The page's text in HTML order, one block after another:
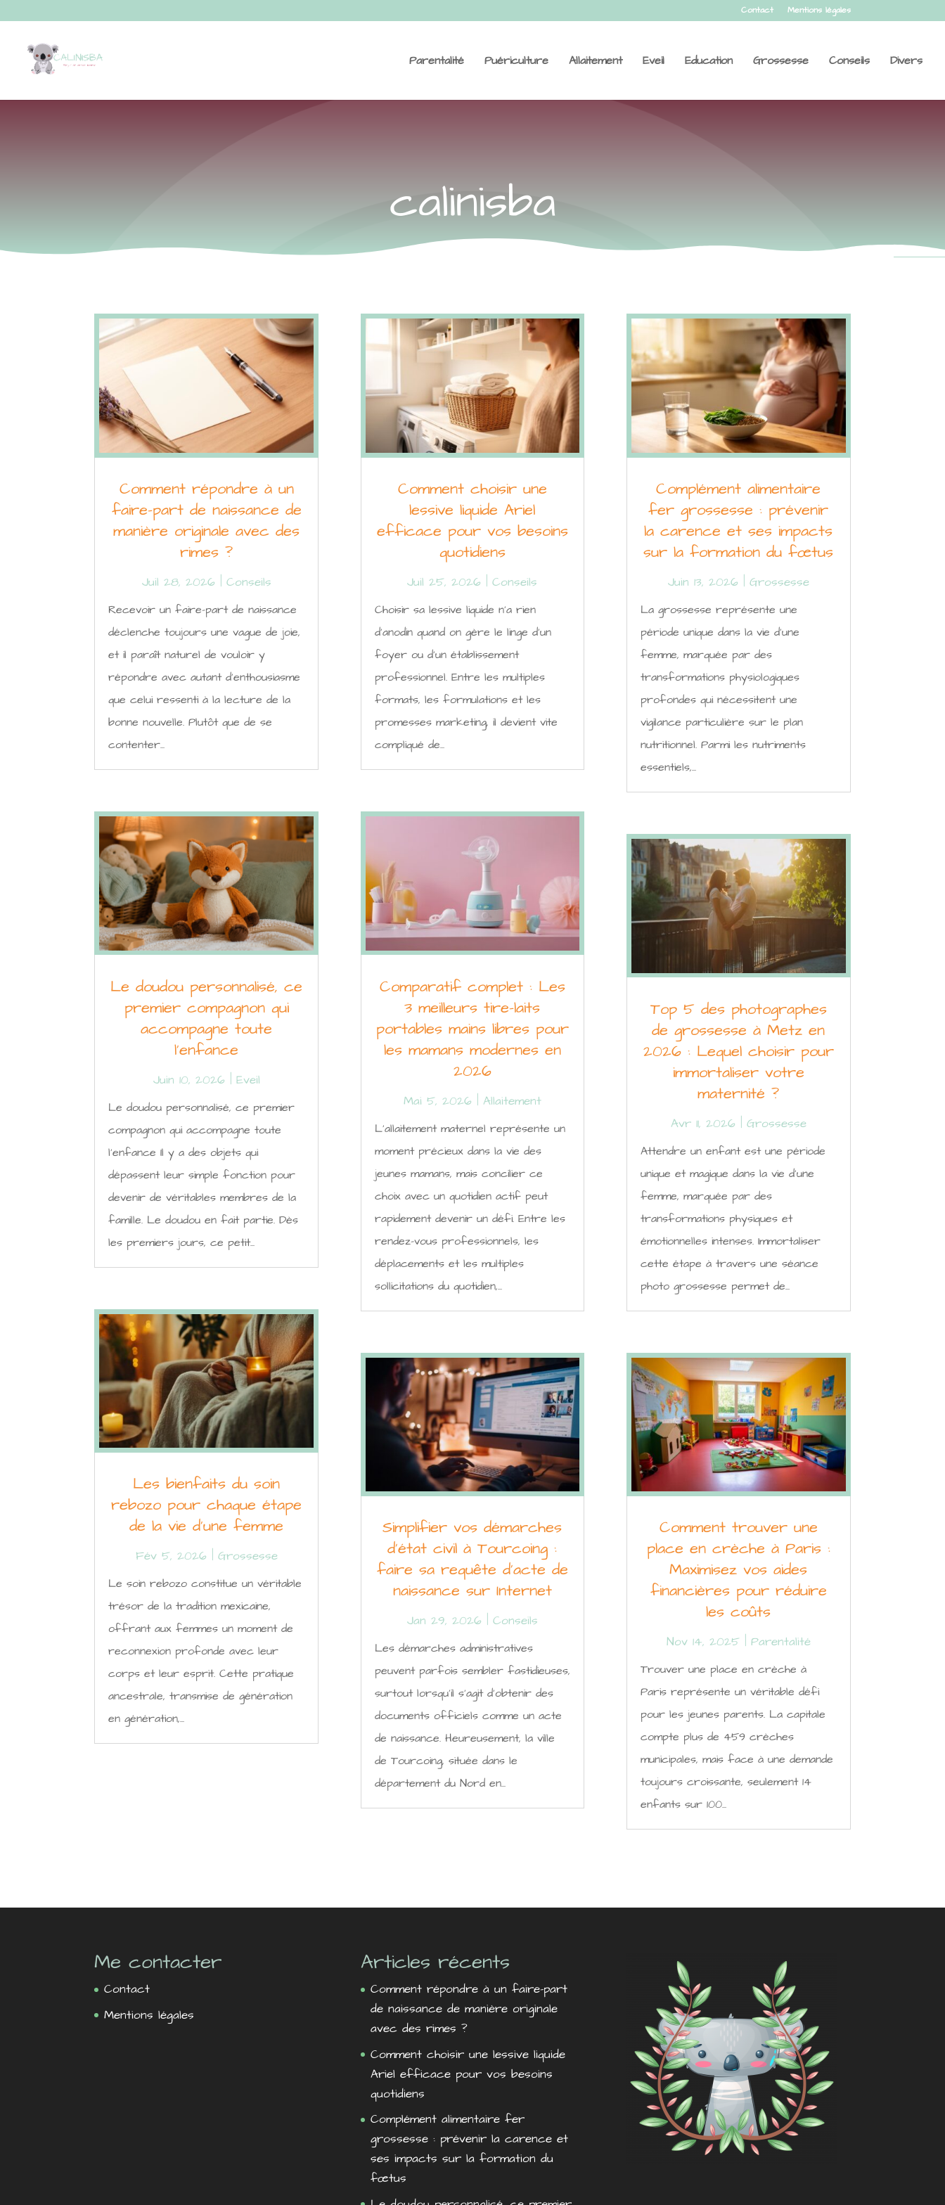
Contact Mentions légales
Parentalité Puériculture Allaitement Eveil Education Grossesse Conseils Divers
calinisba
Comment répondre à un
faire-part de naissance de
manière originale avec des
rimes ?
Juil 28, 2026 | Conseils
Recevoir un faire-part de naissance
déclenche toujours une vague de joie,
et il paraît naturel de vouloir y
répondre avec autant d'enthousiasme
que celui ressenti à la lecture de la
bonne nouvelle. Plutôt que de se
contenter...
Le doudou personnalisé, ce
premier compagnon qui
accompagne toute
l’enfance
Juin 10, 2026 Eveil
Le doudou personnalisé, ce premier
compagnon qui accompagne toute
l'enfance Il y a des objets qui
dépassent leur simple fonction pour
devenir de véritables membres de la
famille. Le doudou en fait partie. Dès
les premiers jours, ce petit...
Les bienfaits du soin
rebozo pour chaque étape
de la vie d’une femme
Fév 5, 2026 | Grossesse
Le soin rebozo constitue un véritable
trésor de la tradition mexicaine,
offrant aux femmes un moment de
reconnexion profonde avec leur
corps et leur esprit. Cette pratique
ancestrale, transmise de génération
en génération,...
Comment choisir une
lessive liquide Ariel
efficace pour vos besoins
quotidiens
Juil 25, 2026 |Conseils
Choisir sa lessive liquide n'a rien
d'anodin quand on gère le linge d'un
foyer ou d'un établissement
professionnel. Entre les multiples
formats, les formulations et les
promesses marketing, il devient vite
compliqué de...
Comparatif complet : Les
3 meilleurs tire-laits
portables mains libres pour
les mamans modernes en
2026
Mai 5, 2026 Allaitement
L'allaitement maternel représente un
moment précieux dans la vie des
jeunes mamans, mais concilier ce
choix avec un quotidien actif peut
rapidement devenir un défi. Entre les
rendez-vous professionnels, les
déplacements et les multiples
sollicitations du quotidien,...
Simplifier vos démarches
d’état civil à Tourcoing :
faire sa requête d’acte de
naissance sur Internet
Jan 29, 2026 | Conseils
Les démarches administratives
peuvent parfois sembler fastidieuses,
surtout lorsqu'il s'agit d'obtenir des
documents officiels comme un acte
de naissance. Heureusement, la ville
de Tourcoing, située dans le
département du Nord en...
Complément alimentaire
fer grossesse : prévenir
la carence et ses impacts
sur la formation du fœtus
Juin 13, 2026 | Grossesse
La grossesse représente une
période unique dans la vie d'une
femme, marquée par des
transformations physiologiques
profondes qui nécessitent une
vigilance particulière sur le plan
nutritionnel. Parmi les nutriments
essentiels,...
Top 5 des photographes
de grossesse à Metz en
2026 : Lequel choisir pour
immortaliser votre
maternité ?
Avr 11, 2026 Grossesse
Attendre un enfant est une période
unique et magique dans la vie d'une
femme, marquée par des
transformations physiques et
émotionnelles intenses. Immortaliser
cette étape à travers une séance
photo grossesse permet de...
Comment trouver une
place en crèche à Paris :
Maximisez vos aides
financières pour réduire
les coûts
Nov 14, 2025| Parentalité
Trouver une place en crèche à
Paris représente un véritable défi
pour les jeunes parents. La capitale
compte plus de 459 crèches
municipales, mais face à une demande
toujours croissante, seulement 14
enfants sur 100...
Me contacter
Contact
Mentions légales
Articles récents
Comment répondre à un faire-part
de naissance de manière originale
avec des rimes ?
Comment choisir une lessive liquide
Ariel efficace pour vos besoins
quotidiens
Complément alimentaire fer
grossesse : prévenir la carence et
ses impacts sur la formation du
fœtus